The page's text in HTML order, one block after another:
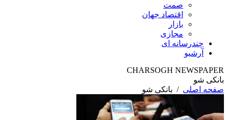
صمت
اقتصاد جهان
بازار
مجازی
چندرسانه ای
آرشیو
CHARSOGH NEWSPAPER
بانکی شو
صفحه اصلی / بانکی شو